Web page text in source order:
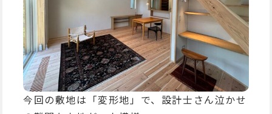
今回の敷地は「変形地」で、設計士さん泣かせ